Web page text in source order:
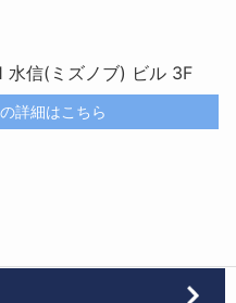
水信(ミズノブ) ビル 3F
詳細はこちら